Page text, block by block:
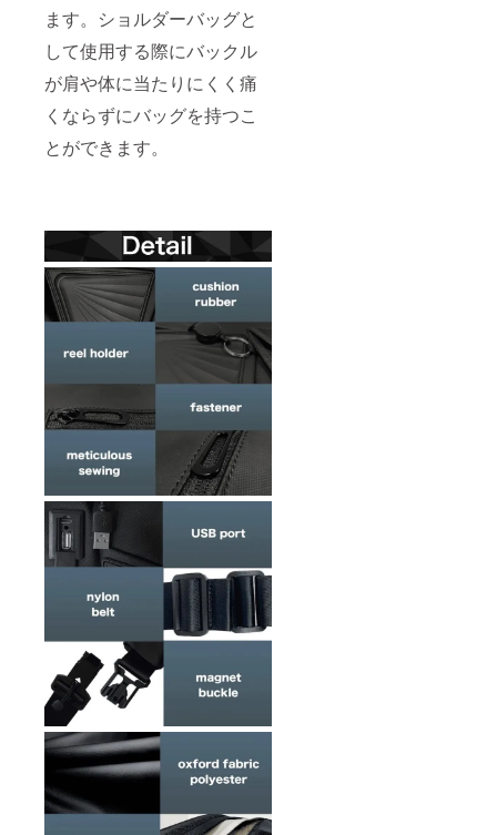
ます。ショルダーバッグと
して使用する際にバックル
が肩や体に当たりにくく痛
くならずにバッグを持つこ
とができます。